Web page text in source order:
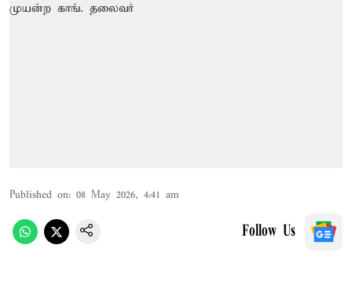
Published on: 08 May 2026, 4:41 am
Follow Us